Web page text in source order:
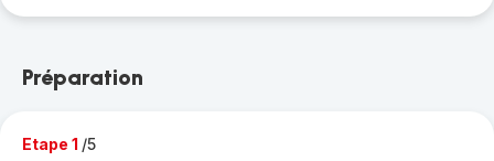
Préparation
Etape 1 /5